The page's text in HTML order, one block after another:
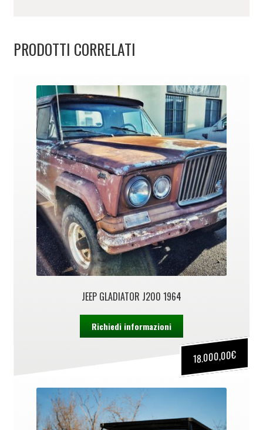
PRODOTTI CORRELATI
JEEP GLADIATOR J200 1964
18.000,00€
Richiedi informazioni